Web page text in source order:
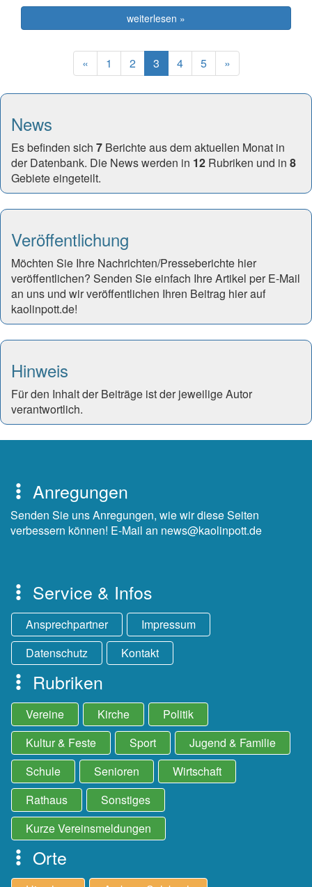
weiterlesen »
«Previous
1 2 3(current)
4 5 »Next
News
Es befinden sich 7 Berichte aus dem aktuellen Monat in
der Datenbank. Die News werden in 12 Rubriken und in 8
Gebiete eingeteilt.
Veröffentlichung
Möchten Sie Ihre Nachrichten/Presseberichte hier
veröffentlichen? Senden Sie einfach Ihre Artikel per E-Mail
an uns und wir veröffentlichen Ihren Beitrag hier auf
kaolinpott.de!
Hinweis
Für den Inhalt der Beiträge ist der jeweilige Autor
verantwortlich.
Anregungen
Senden Sie uns Anregungen, wie wir diese Seiten
verbessern können! E-Mail an news@kaolinpott.de
Service & Infos
Ansprechpartner
Impressum
Datenschutz
Kontakt
Rubriken
Vereine Kirche
Politik
Kultur & Feste
Sport
Jugend & Familie
Schule
Senioren
Wirtschaft
Rathaus
Sonstiges
Kurze Vereinsmeldungen
Orte